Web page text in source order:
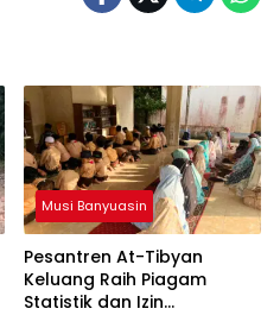
Musi Banyuasin
Pesantren At-Tibyan
Keluang Raih Piagam
Statistik dan Izin